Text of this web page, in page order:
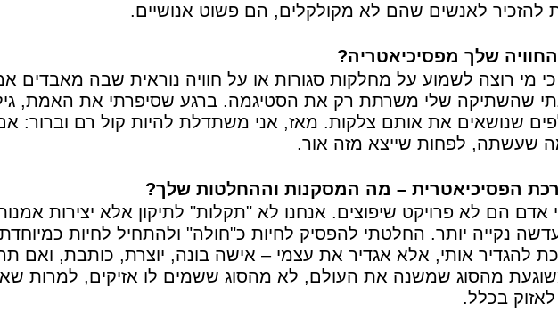
להזכיר לאנשים שהם לא מקולקלים, הם פשוט אנושיים.
שלך מפסיכיאטריה?
מי רוצה לשמוע על מחלקות סגורות או על חוויה נוראית שבה מאבדים
שהשתיקה שלי משרתת רק את הסטיגמה. ברגע שסיפרתי את האמת,
שנושאים את אותם צלקות. מאז, אני משתדלת להיות קול רם וברור:
שעשתה, לפחות שייצא מזה אור.
הפסיכיאטרית – מה המסקנות וההחלטות שלך?
הם לא פרויקט שיפוצים. אנחנו לא "תקלות" לתיקון אלא יצירות
נקייה יותר. החלטתי להפסיק לחיות כ"חולה" ולהתחיל לחיות
להגדיר אותי, אלא אגדיר את עצמי – אישה בונה, יוצרת, כותבת, ואם
מהסוג שמשנה את העולם, לא מהסוג ששמים לו אזיקים, למרות
בכלל.